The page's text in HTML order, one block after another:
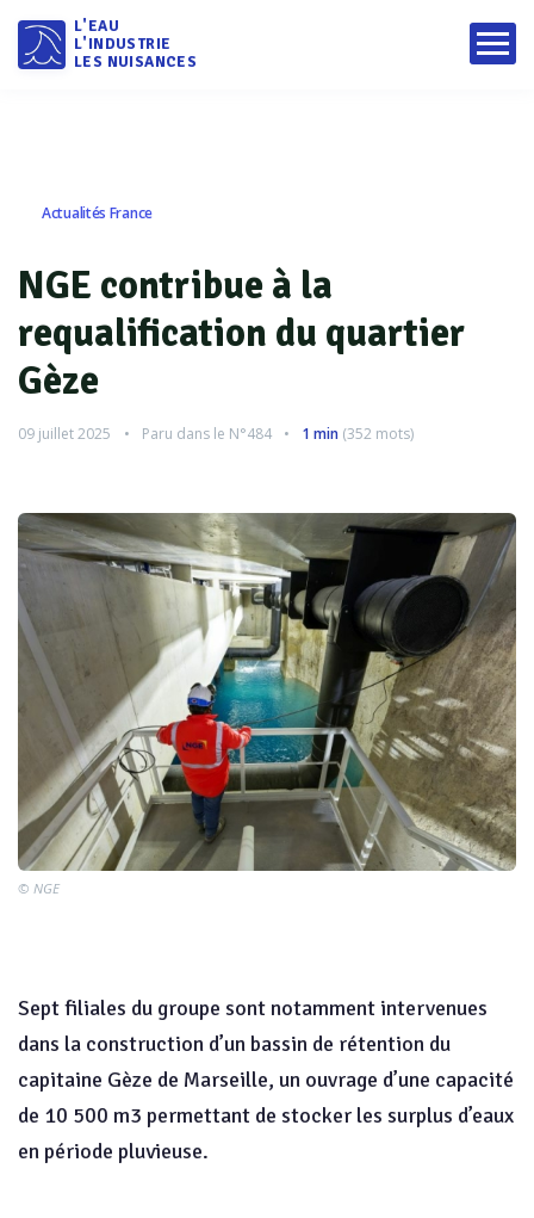
L'EAU
L'INDUSTRIE
LES NUISANCES
Actualités France
NGE contribue à la
requalification du quartier
Gèze
09 juillet 2025 Paru dans le N°484 1 min (352 mots)
© NGE
Sept filiales du groupe sont notamment intervenues
dans la construction d’un bassin de rétention du
capitaine Gèze de Marseille, un ouvrage d’une capacité
de 10 500 m3 permettant de stocker les surplus d’eaux
en période pluvieuse.